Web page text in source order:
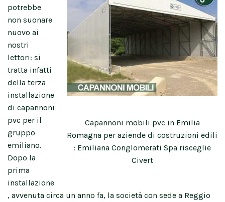
Capannoni mobili pvc in Emilia
Romagna per aziende di costruzioni edili
: Emiliana Conglomerati Spa risceglie
Civert
potrebbe
non suonare
nuovo ai
nostri
lettori: si
tratta infatti
della terza
installazione
di capannoni
pvc per il
gruppo
emiliano.
Dopo la
prima
installazione
, avvenuta circa un anno fa, la società con sede a Reggio